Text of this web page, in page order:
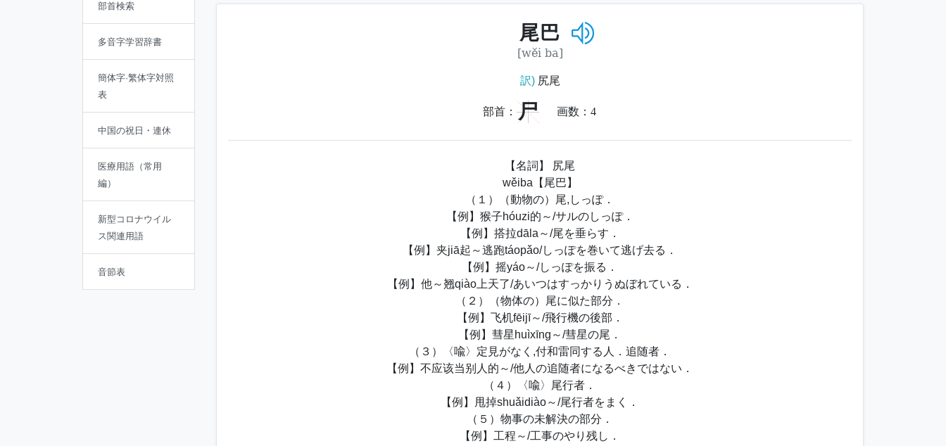
部首検索
多音字学習辞書
簡体字·繁体字対照
表
中国の祝日・連休
医療用語（常用
編）
新型コロナウイル
ス関連用語
音節表
尾巴
[wěi ba]
訳)尻尾
部首： 尸 画数： 4
【名詞】 尻尾
wěiba【尾巴】
（１）（動物の）尾,しっぽ．
【例】猴子hóuzi的～/サルのしっぽ．
【例】搭拉dāla～/尾を垂らす．
【例】夹jiā起～逃跑táopǎo/しっぽを巻いて逃げ去る．
【例】摇yáo～/しっぽを振る．
【例】他～翘qiào上天了/あいつはすっかりうぬぼれている．
（２）（物体の）尾に似た部分．
【例】飞机fēijī～/飛行機の後部．
【例】彗星huìxīng～/彗星の尾．
（３）〈喩〉定見がなく,付和雷同する人．追随者．
【例】不应该当别人的～/他人の追随者になるべきではない．
（４）〈喩〉尾行者．
【例】甩掉shuǎidiào～/尾行者をまく．
（５）物事の未解決の部分．
【例】工程～/工事のやり残し．